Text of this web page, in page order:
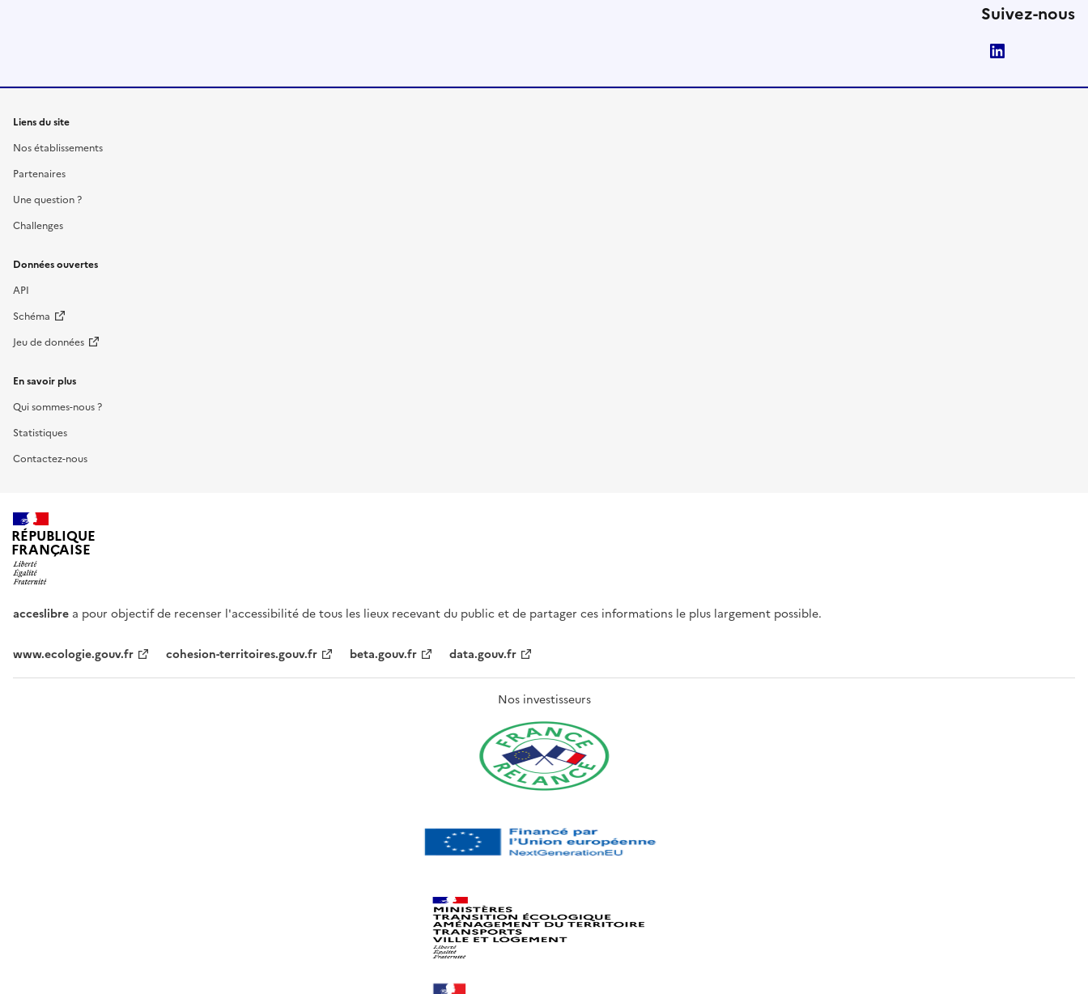
Suivez-nous
Liens du site
Nos établissements
Partenaires
Une question ?
Challenges
Données ouvertes
API
Schéma
Jeu de données
En savoir plus
Qui sommes-nous ?
Statistiques
Contactez-nous
RÉPUBLIQUE
FRANÇAISE
acceslibre a pour objectif de recenser l'accessibilité de tous les lieux recevant du public et de partager ces informations le plus largement possible.
www.ecologie.gouv.fr cohesion-territoires.gouv.fr beta.gouv.fr data.gouv.fr
Nos investisseurs